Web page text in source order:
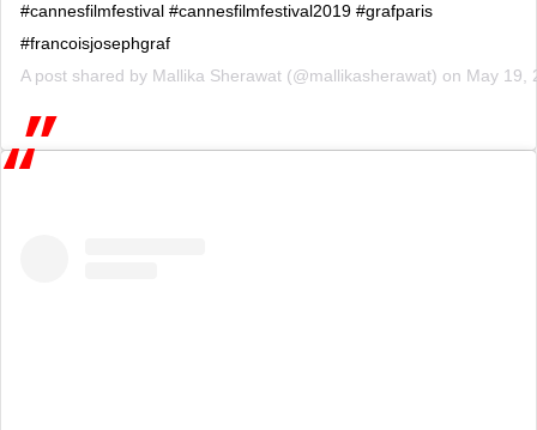
#cannesfilmfestival #cannesfilmfestival2019 #grafparis
#francoisjosephgraf
A post shared by Mallika Sherawat (@mallikasherawat) on May 19,